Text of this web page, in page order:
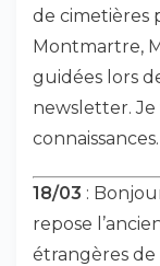
de cimetières
Montmartre,
guidées lors
newsletter.
18/03 :
repose
étrangères